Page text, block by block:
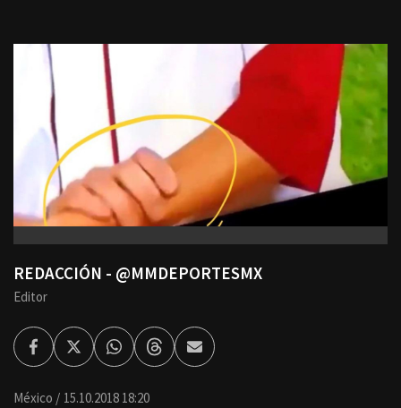
REDACCIÓN - @MMDEPORTESMX
Editor
FacebookTwitterWhatsappThreadsEnviar
por
México 15.10.2018 18:20